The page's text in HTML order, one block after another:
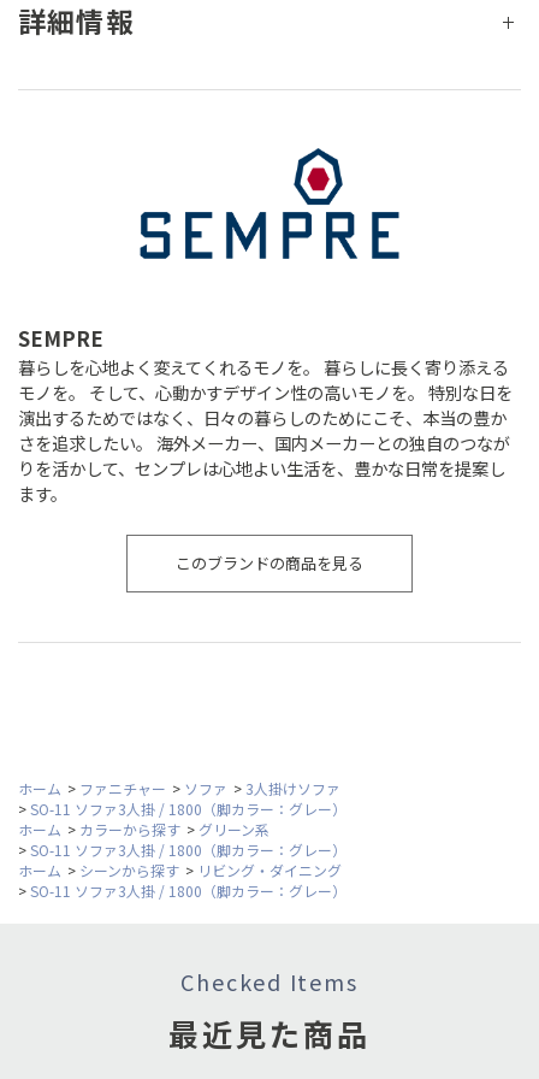
詳細情報
SEMPRE
暮らしを心地よく変えてくれるモノを。 暮らしに長く寄り添える
モノを。 そして、心動かすデザイン性の高いモノを。 特別な日を
演出するためではなく、日々の暮らしのためにこそ、本当の豊か
さを追求したい。 海外メーカー、国内メーカーとの独自のつなが
りを活かして、センプレは心地よい生活を、豊かな日常を提案し
ます。
このブランドの商品を見る
ホーム > ファニチャー > ソファ > 3人掛けソファ
>SO-11 ソファ3人掛 / 1800（脚カラー：グレー）
ホーム > カラーから探す > グリーン系
>SO-11 ソファ3人掛 / 1800（脚カラー：グレー）
ホーム > シーンから探す > リビング・ダイニング
>SO-11 ソファ3人掛 / 1800（脚カラー：グレー）
Checked Items
最近見た商品